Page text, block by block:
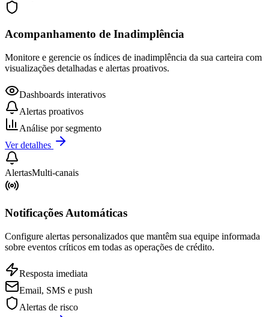
Acompanhamento de Inadimplência
Monitore e gerencie os índices de inadimplência da sua carteira com
visualizações detalhadas e alertas proativos.
Dashboards interativos
Alertas proativos
Análise por segmento
Ver detalhes
AlertasMulti-canais
Notificações Automáticas
Configure alertas personalizados que mantêm sua equipe informada
sobre eventos críticos em todas as operações de crédito.
Resposta imediata
Email, SMS e push
Alertas de risco